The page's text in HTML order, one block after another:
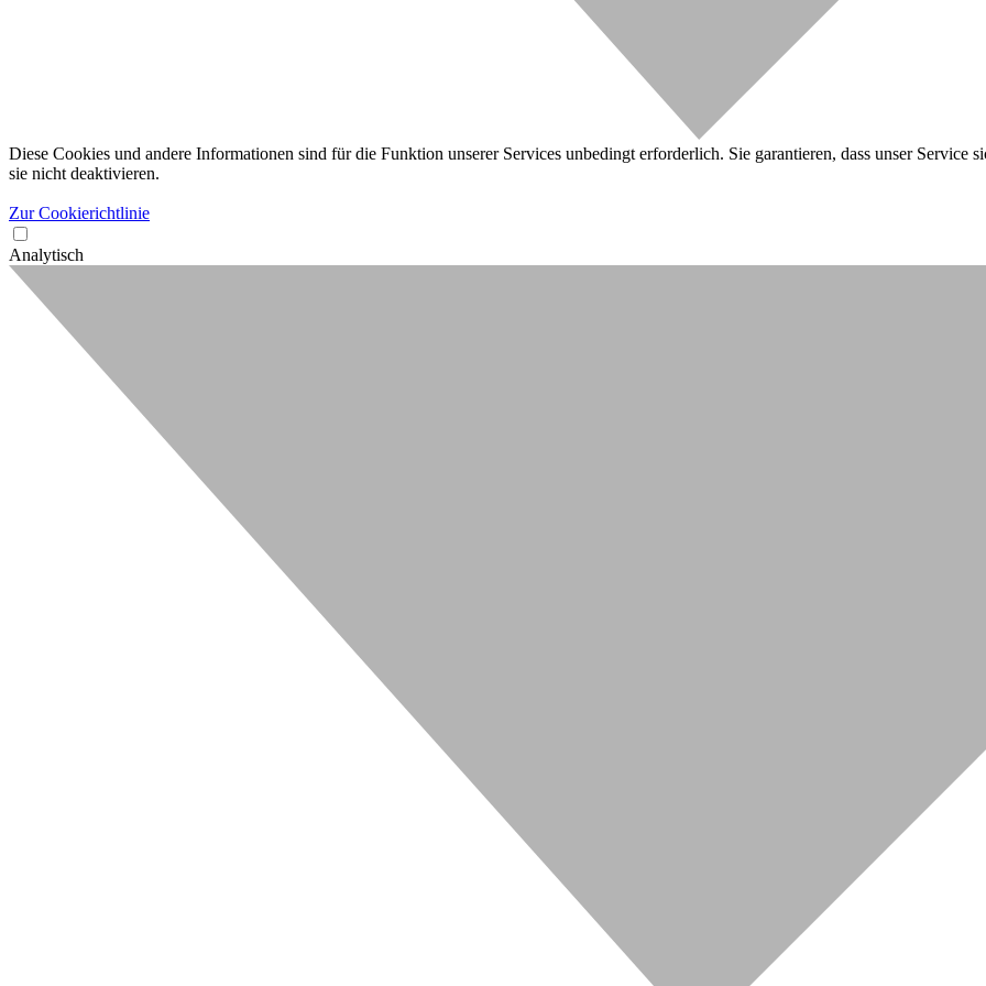
Diese Cookies und andere Informationen sind für die Funktion unserer Services unbedingt erforderlich. Sie garantieren, dass unser
sie nicht deaktivieren.
Zur Cookierichtlinie
Analytisch